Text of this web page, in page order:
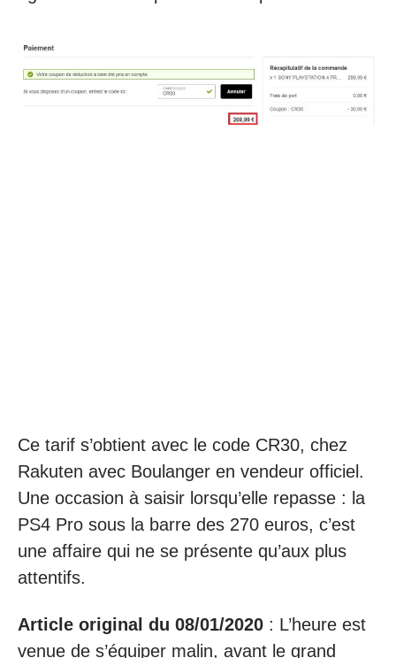
Ce tarif s’obtient avec le code CR30, chez
Rakuten avec Boulanger en vendeur officiel.
Une occasion à saisir lorsqu’elle repasse : la
PS4 Pro sous la barre des 270 euros, c’est
une affaire qui ne se présente qu’aux plus
attentifs.
Article original du 08/01/2020 : L’heure est
venue de s’équiper malin, avant le grand